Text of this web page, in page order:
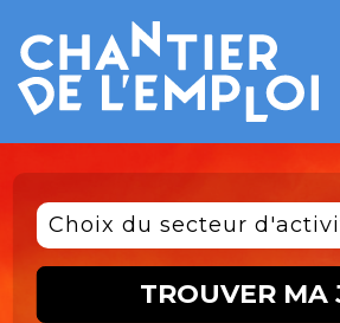
Choix du secteur
TROUVER MA